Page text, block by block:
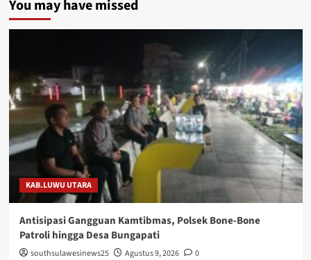
You may have missed
KAB.LUWU UTARA
Antisipasi Gangguan Kamtibmas, Polsek Bone-Bone
Patroli hingga Desa Bungapati
southsulawesinews25 Agustus 9, 2026 0